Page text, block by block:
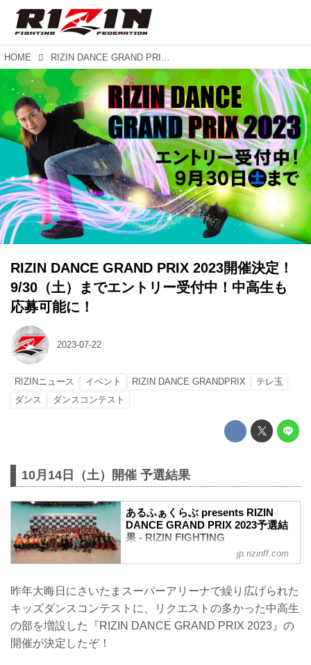
HOME RIZIN DANCE GRAND PRIX 2023開催決定！9/30（土）までエントリー受付中！中高生も応募可能に！
RIZIN DANCE GRAND PRIX 2023開催決定！
9/30（土）までエントリー受付中！中高生も
応募可能に！
2023-07-22
RIZINニュース イベント RIZIN DANCE GRANDPRIX
テレ玉
ダンス
ダンスコンテスト
10月14日（土）開催 予選結果
あるふぁくらぶ presents RIZIN
DANCE GRAND PRIX 2023予選結
果 - RIZIN FIGHTING
FEDERATION オフィシャルサイト
presents RIZIN DANCE GRAND PRIX
2023の予選の結果は次の通りです。
決勝進出チーム / 小学生部門
jp.rizinff.com
昨年大晦日にさいたまスーパーアリーナで繰り広げられた
キッズダンスコンテストに、リクエストの多かった中高生
の部を増設した『RIZIN DANCE GRAND PRIX 2023』の
開催が決定したぞ！